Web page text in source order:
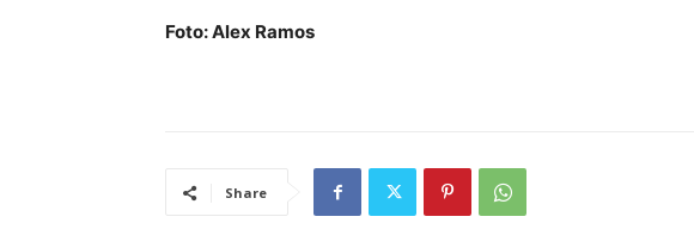
Foto: Alex Ramos
Share